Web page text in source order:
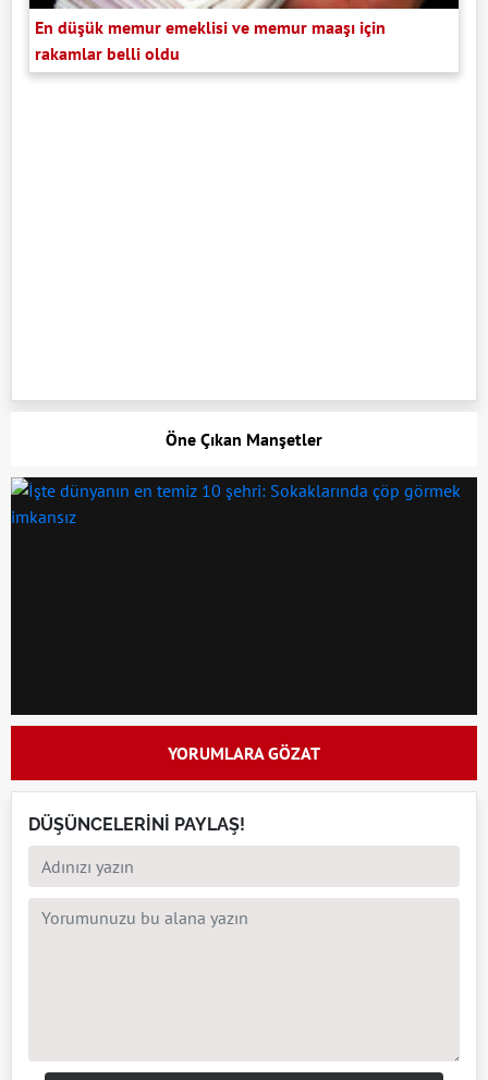
En düşük memur emeklisi ve memur maaşı için
rakamlar belli oldu
Öne Çıkan Manşetler
YORUMLARA GÖZAT
DÜŞÜNCELERİNİ PAYLAŞ!